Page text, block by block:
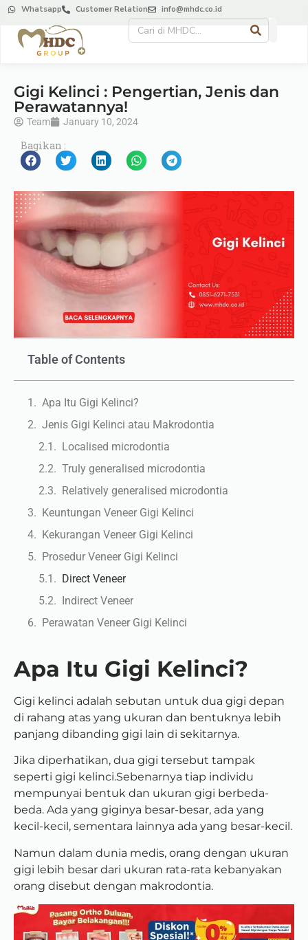
Whatsapp Customer Relation info@mhdc.co.id
Gigi Kelinci : Pengertian, Jenis dan
Perawatannya!
Team January 10, 2024
Bagikan :
Table of Contents
Apa Itu Gigi Kelinci?
Jenis Gigi Kelinci atau Makrodontia
Localised microdontia
Truly generalised microdontia
Relatively generalised microdontia
Keuntungan Veneer Gigi Kelinci
Kekurangan Veneer Gigi Kelinci
Prosedur Veneer Gigi Kelinci
Direct Veneer
Indirect Veneer
Perawatan Veneer Gigi Kelinci
Apa Itu Gigi Kelinci?
Gigi kelinci adalah sebutan untuk dua gigi depan
di rahang atas yang ukuran dan bentuknya lebih
panjang dibanding gigi lain di sekitarnya.
Jika diperhatikan, dua gigi tersebut tampak
seperti gigi kelinci.Sebenarnya tiap individu
mempunyai bentuk dan ukuran gigi berbeda-
beda. Ada yang giginya besar-besar, ada yang
kecil-kecil, sementara lainnya ada yang besar-kecil.
Namun dalam dunia medis, orang dengan ukuran
gigi lebih besar dari ukuran rata-rata kebanyakan
orang disebut dengan makrodontia.